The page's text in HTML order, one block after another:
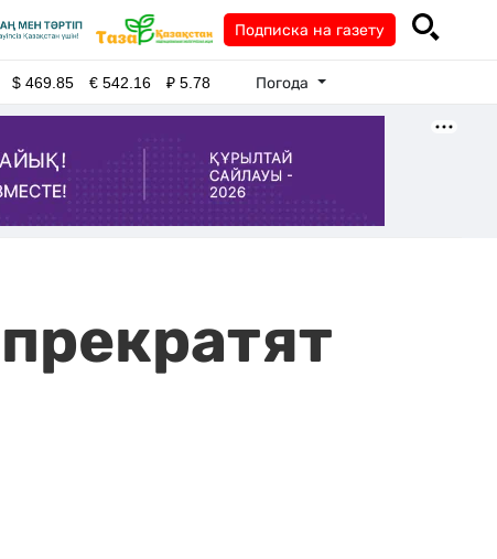
Подписка на газету
$469.85 €542.16 ₽5.78 Погода